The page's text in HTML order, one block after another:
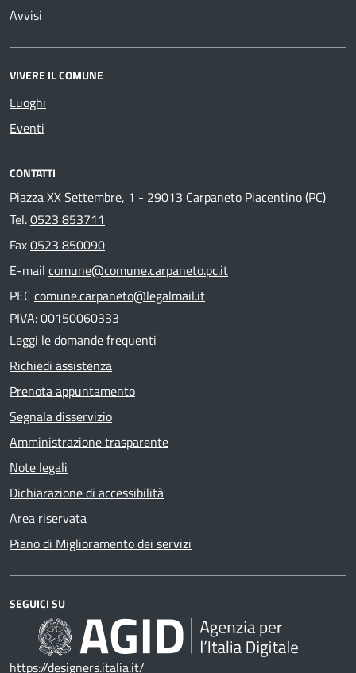
Avvisi
VIVERE IL COMUNE
Luoghi
Eventi
CONTATTI
Piazza XX Settembre, 1 - 29013 Carpaneto Piacentino (PC)
Tel.0523 853711
Fax0523 850090
E-mail comune@comune.carpaneto.pc.it
PEC comune.carpaneto@legalmail.it
PIVA: 00150060333
Leggi le domande frequenti
Richiedi assistenza
Prenota appuntamento
Segnala disservizio
Amministrazione trasparente
Note legali
Dichiarazione di accessibilità
Area riservata
Piano di Miglioramento dei servizi
SEGUICI SU
https://designers.italia.it/